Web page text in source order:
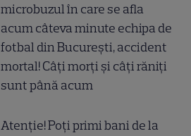
microbuzul în care se afla
acum câteva minute echipa de
fotbal din București, accident
mortal! Câți morți și câți răniți
sunt până acum
Atenție! Poți primi bani de la